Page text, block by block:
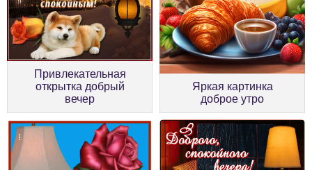
Привлекательная
открытка добрый
вечер
Яркая картинка
доброе утро